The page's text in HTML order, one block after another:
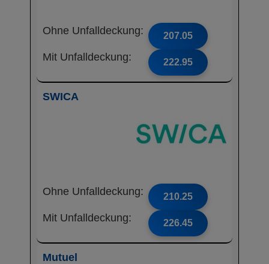
Ohne Unfalldeckung: 207.05
Mit Unfalldeckung: 222.95
SWICA
Ohne Unfalldeckung: 210.25
Mit Unfalldeckung: 226.45
Mutuel